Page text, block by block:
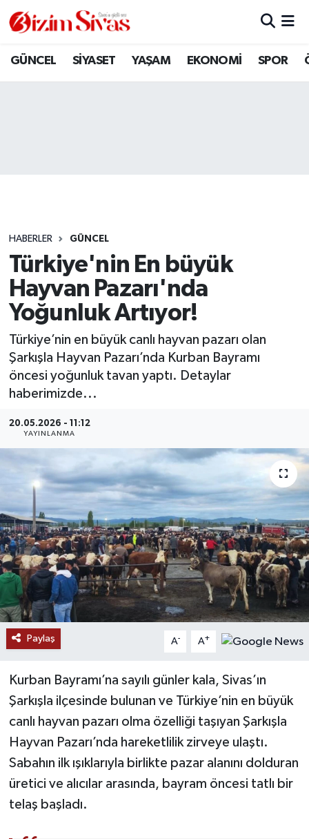
GÜNCEL SİYASET YAŞAM EKONOMİ SPOR
HABERLER GÜNCEL
Türkiye'nin En büyük
Hayvan Pazarı'nda
Yoğunluk Artıyor!
Türkiye’nin en büyük canlı hayvan pazarı olan
Şarkışla Hayvan Pazarı’nda Kurban Bayramı
öncesi yoğunluk tavan yaptı. Detaylar
haberimizde...
20.05.2026 - 11:12
YAYINLANMA
Paylaş A- A+
Kurban Bayramı’na sayılı günler kala, Sivas’ın
Şarkışla ilçesinde bulunan ve Türkiye’nin en büyük
canlı hayvan pazarı olma özelliği taşıyan Şarkışla
Hayvan Pazarı’nda hareketlilik zirveye ulaştı.
Sabahın ilk ışıklarıyla birlikte pazar alanını dolduran
üretici ve alıcılar arasında, bayram öncesi tatlı bir
telaş başladı.
ARAMIZDAN AYRILANLAR
GÜNCEL
KÜLTÜR
MAGAZİN
ÖZEL HABER
SAĞLIK
SİYASET
SOSYAL YARDIMLAR
SPONSORLU YAZI
SPOR
TEKNOLOJİ
YAŞAM
Sivas Nöbetçi Eczaneler
Son Dakika Haberleri
Haber Arşivi